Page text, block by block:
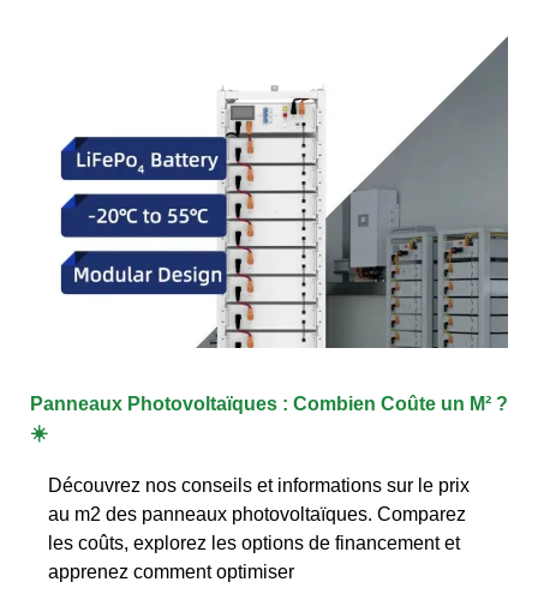
Panneaux Photovoltaïques : Combien Coûte un M² ?
☀️
Découvrez nos conseils et informations sur le prix
au m2 des panneaux photovoltaïques. Comparez
les coûts, explorez les options de financement et
apprenez comment optimiser